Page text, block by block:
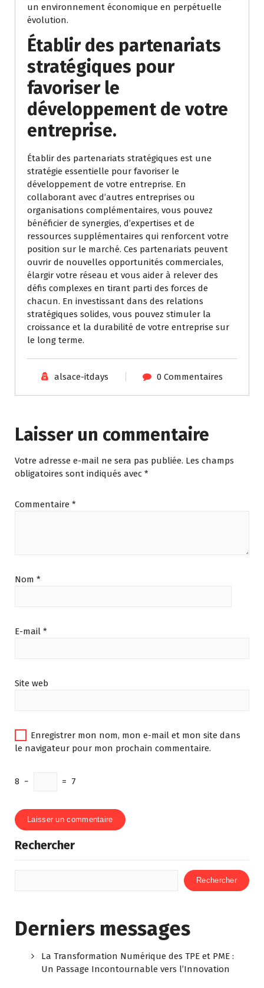
un environnement économique en perpétuelle
évolution.
Établir des partenariats
stratégiques pour
favoriser le
développement de votre
entreprise.
Établir des partenariats stratégiques est une
stratégie essentielle pour favoriser le
développement de votre entreprise. En
collaborant avec d’autres entreprises ou
organisations complémentaires, vous pouvez
bénéficier de synergies, d’expertises et de
ressources supplémentaires qui renforcent votre
position sur le marché. Ces partenariats peuvent
ouvrir de nouvelles opportunités commerciales,
élargir votre réseau et vous aider à relever des
défis complexes en tirant parti des forces de
chacun. En investissant dans des relations
stratégiques solides, vous pouvez stimuler la
croissance et la durabilité de votre entreprise sur
le long terme.
alsace-itdays 0 Commentaires
Laisser un commentaire
Votre adresse e-mail ne sera pas publiée. Les champs
obligatoires sont indiqués avec *
Commentaire *
Nom *
E-mail *
Site web
Enregistrer mon nom, mon e-mail et mon site dans
le navigateur pour mon prochain commentaire.
8 − = 7
Rechercher
Rechercher
Derniers messages
La Transformation Numérique des TPE et PME :
Un Passage Incontournable vers l’Innovation